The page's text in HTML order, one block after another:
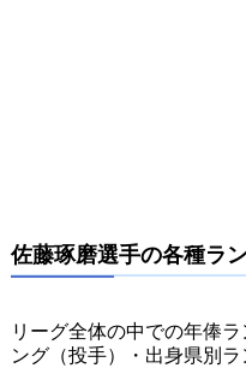
佐藤琢磨選手の各種ラ
リーグ全体の中での年俸
ング（投手）・出身県別